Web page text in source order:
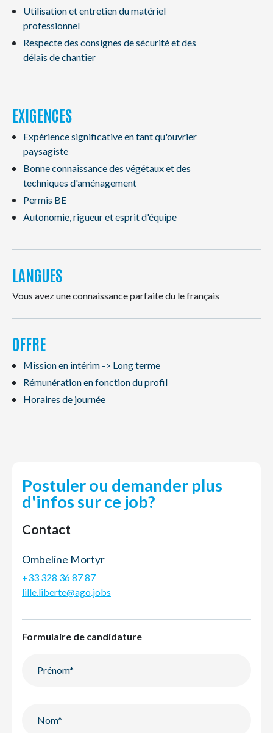
Utilisation et entretien du matériel
professionnel
Respecte des consignes de sécurité et des
délais de chantier
EXIGENCES
Expérience significative en tant qu'ouvrier
paysagiste
Bonne connaissance des végétaux et des
techniques d'aménagement
Permis BE
Autonomie, rigueur et esprit d'équipe
LANGUES
Vous avez une connaissance parfaite du le français
OFFRE
Mission en intérim -> Long terme
Rémunération en fonction du profil
Horaires de journée
Postuler ou demander plus
d'infos sur ce job?
Contact
Ombeline Mortyr
+33 328 36 87 87
lille.liberte@ago.jobs
Formulaire de candidature